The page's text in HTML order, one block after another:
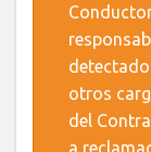
otros
del
a